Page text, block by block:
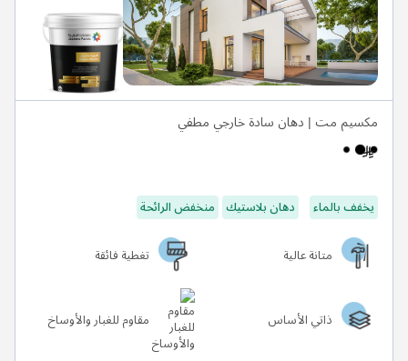
مكسيم مت | دهان سادة خارجي مطفي
يخفف بالماء دهان بلاستيك منخفض الرائحة
متانة عالية
تغطية فائقة
ذاتي الأساس مقاوم للغبار والأوساخ